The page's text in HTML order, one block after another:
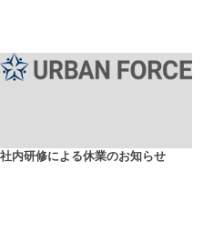
社内研修による休業のお知らせ